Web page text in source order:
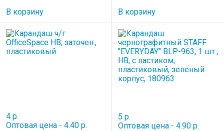
В корзину
В корзину
4 р.
Оптовая цена - 4.40 р.
5 р.
Оптовая цена - 4.90 р.